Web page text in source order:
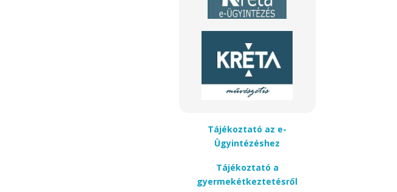
Tájékoztató az e-
Ügyintézéshez
Tájékoztató a
gyermekétkeztetésről